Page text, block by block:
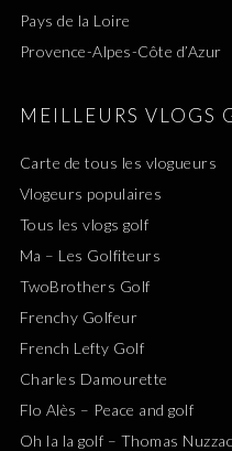
Pays de la Loire
Provence-Alpes-Côte d’Azur
MEILLEURS VLOGS
Carte de tous les vlogueurs
Vlogeurs populaires
Tous les vlogs golf
Ma – Les Golfiteurs
TwoBrothers Golf
Frenchy Golfeur
French Lefty Golf
Charles Damourette
Flo Alès – Peace and golf
Oh la la golf – Thomas